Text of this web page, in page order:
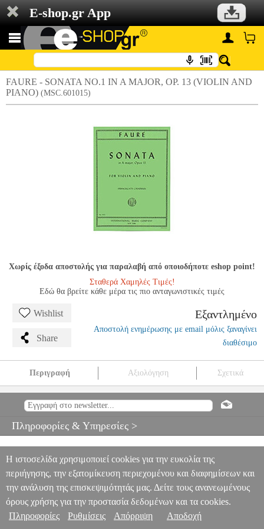
E-shop.gr App
FAURE - SONATA NO.1 IN A MAJOR, OP. 13 (VIOLIN AND
PIANO) (MSC.601015)
Χωρίς έξοδα αποστολής για παραλαβή από οποιοδήποτε eshop point!
Σταθερά Χαμηλές Τιμές!
Εδώ θα βρείτε κάθε μέρα τις πιο ανταγωνιστικές τιμές
Wishlist
Share
Εξαντλημένο
Αποστολή ενημέρωσης με email μόλις ξαναγίνει
διαθέσιμο
Περιγραφή Αξιολόγηση Σχετικά
PIANO) MSC.601015 MSC.601015
ΜΟΥΣΙΚΑ ΒΙΒΛΙΑ
(VIOLIN AND PIANO)
Πληροφορίες & Υπηρεσίες >
Η ιστοσελίδα χρησιμοποιεί cookies για την ευκολία της
περιήγησης, την εξατομίκευση περιεχομένου και διαφημίσεων και
την ανάλυση της επισκεψιμότητάς μας. Δείτε τους ανανεωμένους
όρους χρήσης για την προστασία δεδομένων και τα cookies.
Πληροφορίες
Ρυθμίσεις Απόρριψη Αποδοχή